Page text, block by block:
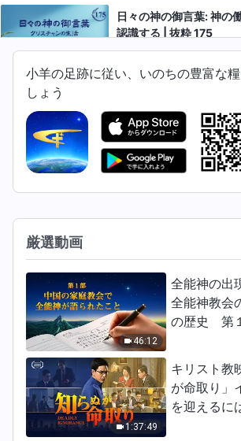
日々の神の御言葉: 神の
認識する | 抜粋 175
7:08
認識する | 抜粋 176
日々の神の御言葉: 神の働
5:55
5:46
日々の神の御言葉: 神の働
認識する | 抜粋 180
日々の神の御言葉: 神の
認識する | 抜粋 181
小羊の足跡に従い、いのちの豊富な
しょう
厳選動画
46:12
全能神の
全能神教会
の歴史 第
1:37:49
キリスト教
が命取り」
を迎えるに